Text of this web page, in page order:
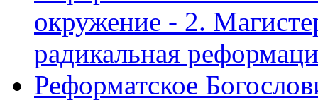
окружение - 2.
радикальная
Реформатское